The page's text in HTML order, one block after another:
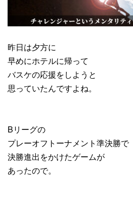
昨日は夕方に
早めにホテルに帰って
バスケの応援をしようと
思っていたんですよね。
Bリーグの
プレーオフトーナメント準決勝で
決勝進出をかけたゲームが
あったので。